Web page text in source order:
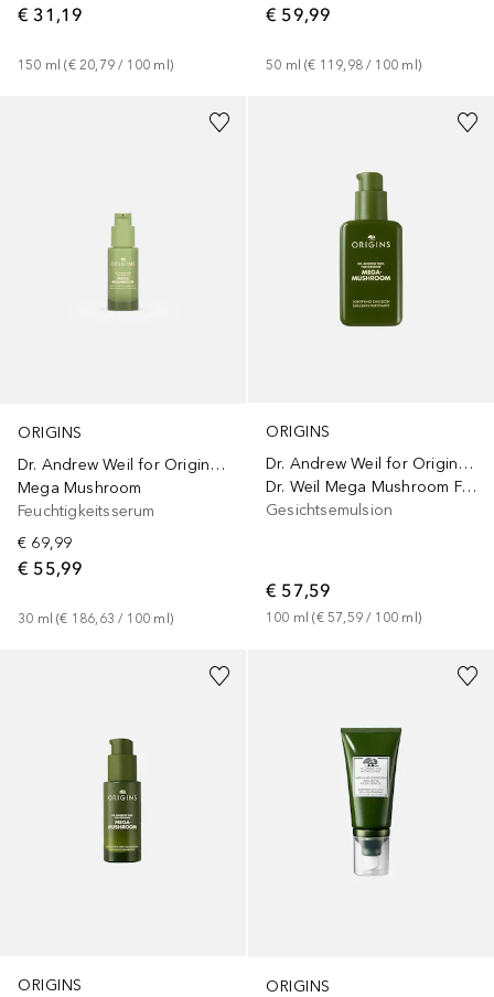
€ 31,19
150 ml (€ 20,79 / 100 ml)
€ 59,99
50 ml (€ 119,98 / 100 ml)
ORIGINS
Dr. Andrew Weil for Origins™
Mega Mushroom
Feuchtigkeitsserum
€ 69,99
€ 55,99
30 ml (€ 186,63 / 100 ml)
ORIGINS
Dr. Andrew Weil for Origins™
Dr. Weil Mega Mushroom Fortifying Emulsion with Reishi and Seabuckthorn
Gesichtsemulsion
€ 57,59
100 ml (€ 57,59 / 100 ml )
ORIGINS
ORIGINS